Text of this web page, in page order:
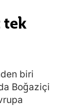
tek
biri
Boğaziçi